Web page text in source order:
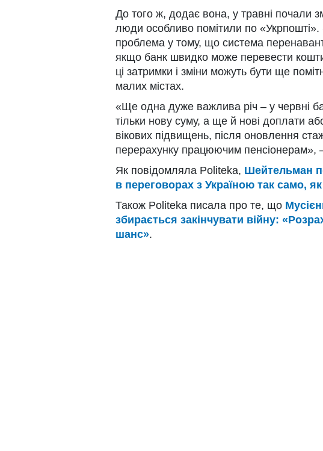
До того ж, додає вона, у травні почали
люди особливо помітили по
проблема у тому, що система
якщо банк швидко може перевести
ці затримки і зміни можуть бути ще
малих містах.
«Ще одна дуже важлива річ – у червні
тільки нову суму, а ще й нові доплати
вікових підвищень, після оновлення
перерахунку працюючим пенсіонерам»,
Як повідомляла Politeka, Шейтельман
в переговорах з Україною так само,
Також Politeka писала про те, що
збирається закінчувати війну:
шанс».